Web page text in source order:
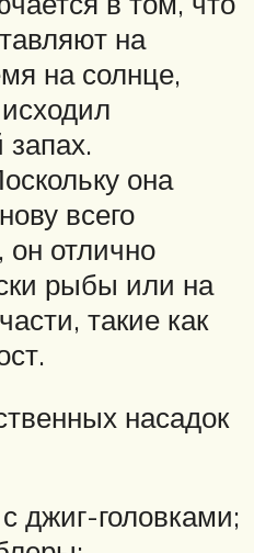
на
на солнце,
она
всего
отлично
рыбы или на
такие как
насадок
джиг-головками;